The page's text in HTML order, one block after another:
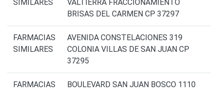
SIMILARES
VALTIERRA FRACCIONAMIENTO
BRISAS DEL CARMEN CP 37297
FARMACIAS
SIMILARES
AVENIDA CONSTELACIONES 319
COLONIA VILLAS DE SAN JUAN CP
37295
FARMACIAS
BOULEVARD SAN JUAN BOSCO 1110